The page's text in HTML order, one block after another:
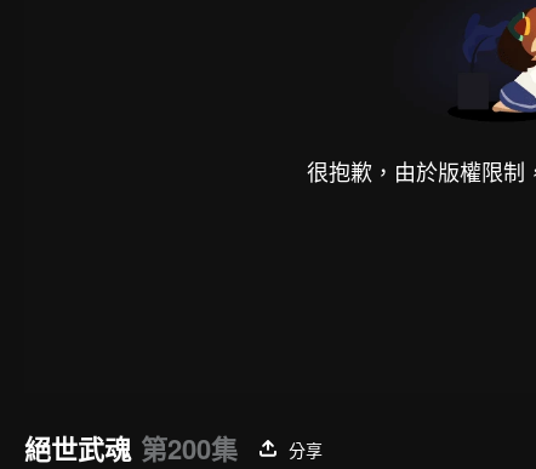
很抱歉，由於版權限制
絕世武魂 第200集
分享